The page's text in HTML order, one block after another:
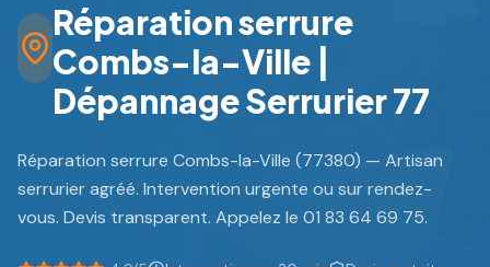
Réparation serrure
Combs-la-Ville |
Dépannage Serrurier 77
Réparation serrure Combs-la-Ville (77380) — Artisan
serrurier agréé. Intervention urgente ou sur rendez-
vous. Devis transparent. Appelez le 01 83 64 69 75.